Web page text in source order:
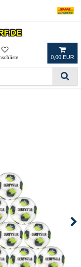
0,00 EUR